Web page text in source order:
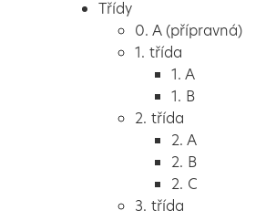
Třídy
0. A (přípravná)
1. třída
1. A
1. B
2. třída
2. A
2. B
2. C
3. třída